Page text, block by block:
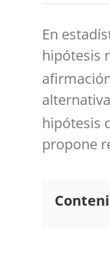
En
hipótesis
hipótesis
propone